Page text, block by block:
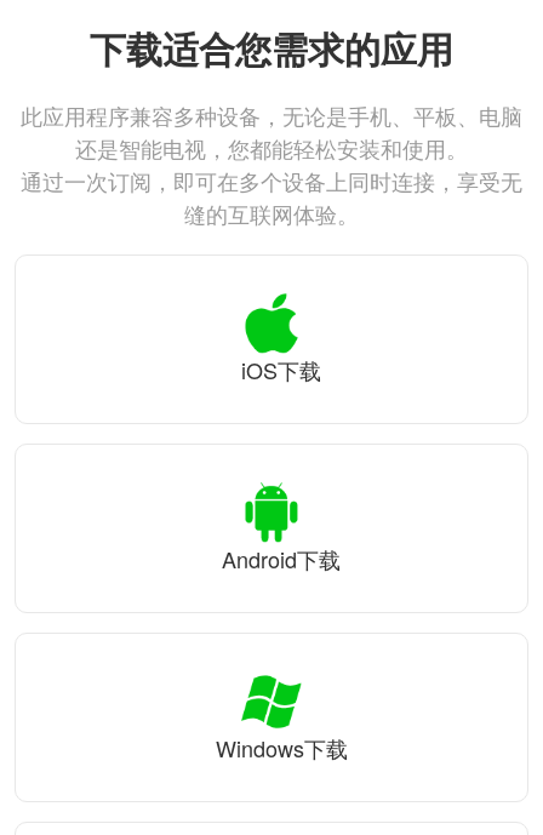
下载适合您需求的应用
此应用程序兼容多种设备，无论是手机、平板、电脑
还是智能电视，您都能轻松安装和使用。
通过一次订阅，即可在多个设备上同时连接，享受无
缝的互联网体验。
iOS下载
Android下载
Windows下载